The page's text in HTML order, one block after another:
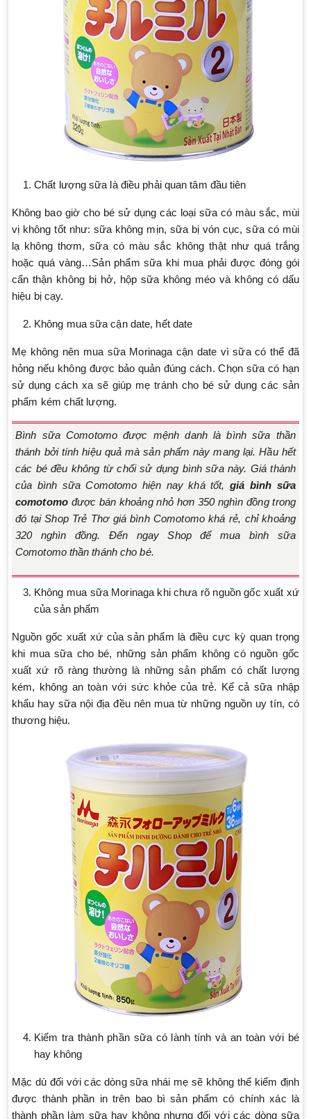
Chất lượng sữa là điều phải quan tâm đầu tiên
Không bao giờ cho bé sử dụng các loại sữa có màu sắc, mùi
vị không tốt như: sữa không mịn, sữa bị vón cục, sữa có mùi
lạ không thơm, sữa có màu sắc không thật như quá trắng
hoặc quá vàng…Sản phẩm sữa khi mua phải được đóng gói
cẩn thận không bị hở, hộp sữa không méo và không có dấu
hiệu bị cạy.
Không mua sữa cận date, hết date
Mẹ không nên mua sữa Morinaga cận date vì sữa có thể đã
hỏng nếu không được bảo quản đúng cách. Chọn sữa có hạn
sử dụng cách xa sẽ giúp mẹ tránh cho bé sử dụng các sản
phẩm kém chất lượng.
Bình sữa Comotomo được mệnh danh là bình sữa thần
thánh bởi tính hiệu quả mà sản phẩm này mang lại. Hầu hết
các bé đều không từ chối sử dụng bình sữa này. Giá thành
của bình sữa Comotomo hiện nay khá tốt,giá bình sữa
comotomođược bán khoảng nhỏ hơn 350 nghìn đồng trong
đó tại Shop Trẻ Thơ giá bình Comotomo khá rẻ, chỉ khoảng
320 nghìn đồng. Đến ngay Shop để mua bình sữa
Comotomo thần thánh cho bé.
Không mua sữa Morinaga khi chưa rõ nguồn gốc xuất xứ
của sản phẩm
Nguồn gốc xuất xứ của sản phẩm là điều cực kỳ quan trọng
khi mua sữa cho bé, những sản phẩm không có nguồn gốc
xuất xứ rõ ràng thường là những sản phẩm có chất lượng
kém, không an toàn với sức khỏe của trẻ. Kể cả sữa nhập
khẩu hay sữa nội địa đều nên mua từ những nguồn uy tín, có
thương hiệu.
Kiểm tra thành phần sữa có lành tính và an toàn với bé
hay không
Mặc dù đối với các dòng sữa nhái mẹ sẽ không thể kiểm định
được thành phần in trên bao bì sản phẩm có chính xác là
thành phần làm sữa hay không nhưng đối với các dòng sữa